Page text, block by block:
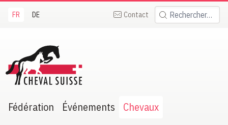
FR DE Contact Rechercher:
Suisse
Fédération Événements Chevaux